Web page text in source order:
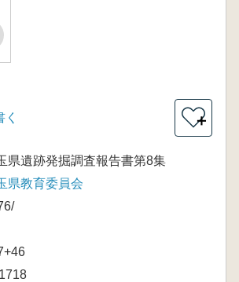
＋
県遺跡発掘調査報告書第8集
県教育委員会